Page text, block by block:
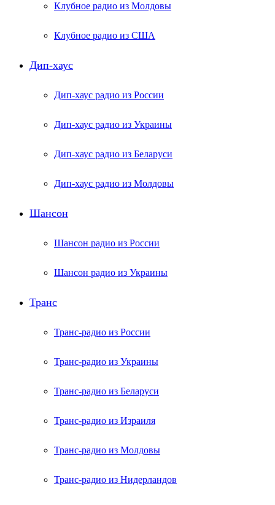
Клубное радио из Молдовы
Клубное радио из США
Дип-хаус
Дип-хаус радио из России
Дип-хаус радио из Украины
Дип-хаус радио из Беларуси
Дип-хаус радио из Молдовы
Шансон
Шансон радио из России
Шансон радио из Украины
Транс
Транс-радио из России
Транс-радио из Украины
Транс-радио из Беларуси
Транс-радио из Израиля
Транс-радио из Молдовы
Транс-радио из Нидерландов